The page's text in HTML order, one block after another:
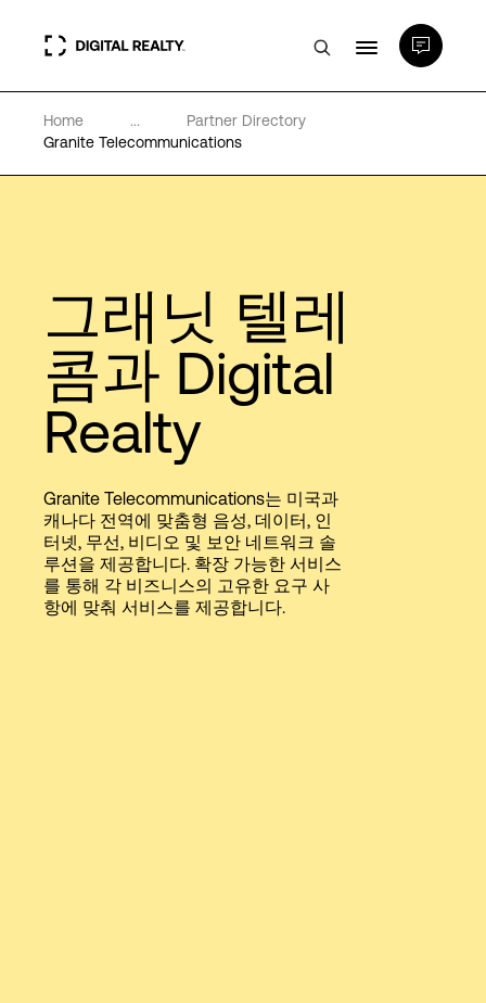
데이터 센터
전문성 및 리소스
소개
Language
로그인
Home ...
Partner Directory
Granite Telecommunications
그래닛 텔레
콤과 Digital
Realty
Granite Telecommunications는 미국과
캐나다 전역에 맞춤형 음성, 데이터, 인
터넷, 무선, 비디오 및 보안 네트워크 솔
루션을 제공합니다. 확장 가능한 서비스
를 통해 각 비즈니스의 고유한 요구 사
항에 맞춰 서비스를 제공합니다.